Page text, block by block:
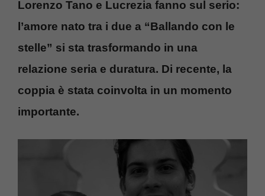
Lorenzo Tano e Lucrezia fanno sul serio:
l’amore nato tra i due a “Ballando con le
stelle” si sta trasformando in una
relazione seria e duratura. Di recente, la
coppia è stata coinvolta in un momento
importante.